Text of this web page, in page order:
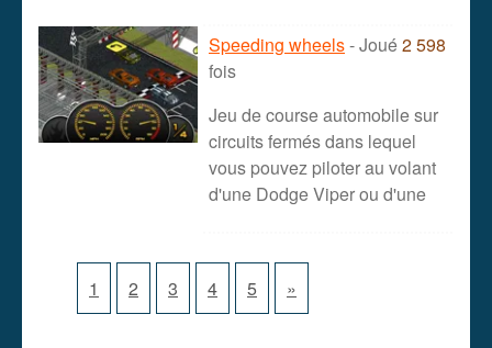
Speeding wheels- Joué2 598
fois
Jeu de course automobile sur
circuits fermés dans lequel
vous pouvez piloter au volant
d'une Dodge Viper ou d'une
1 2 3 4 5 »